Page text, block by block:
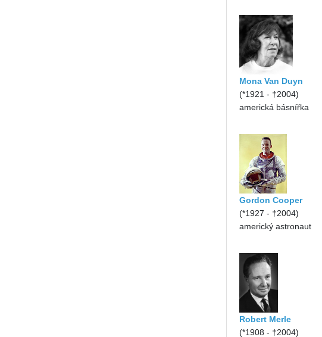
Mona Van Duyn
(*1921 - †2004)
americká básnířka
Gordon Cooper
(*1927 - †2004)
americký astronaut
Robert Merle
(*1908 - †2004)